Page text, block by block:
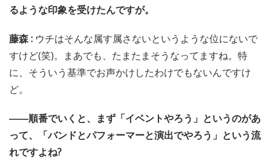
るような印象を受けたんですが。
藤森 : ウチはそんな属す属さないというような位にないで
すけど(笑)。まあでも、たまたまそうなってますね。特
に、そういう基準でお声かけしたわけでもないんですけ
ど。
――順番でいくと、まず「イベントやろう」というのがあ
って、「バンドとパフォーマーと演出でやろう」という流
れですよね?